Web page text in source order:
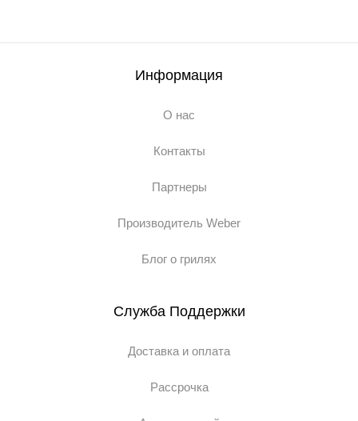
Информация
О нас
Контакты
Партнеры
Производитель Weber
Блог о грилях
Служба Поддержки
Доставка и оплата
Рассрочка